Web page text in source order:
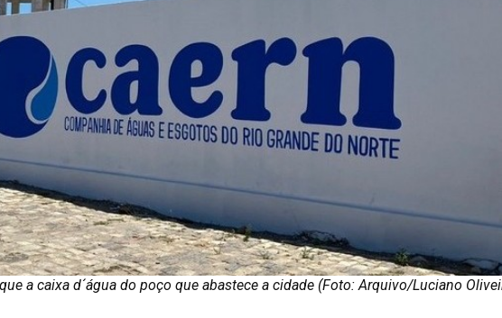
a caixa d´água do poço que abastece a cidade (Foto: Arquivo/Luciano